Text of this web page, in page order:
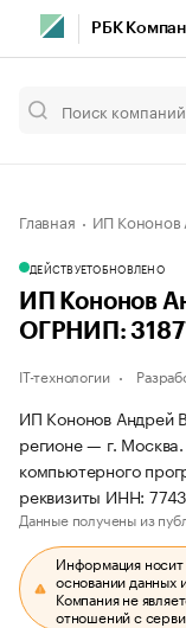
РБК
Главная ИП Кононов
ДЕЙСТВУЕТОБНОВЛЕНО
ИП Кононов
ОГРНИП:
IT-технологии
ИП Кононов Андрей
регионе — г.
компьютерного
реквизиты ИНН:
Данные получены из
Информация носит
основании данных
Компания не
отношений с